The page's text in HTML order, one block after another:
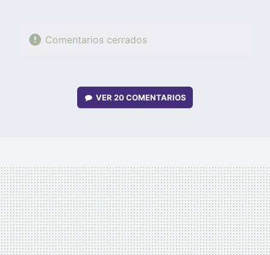
Comentarios cerrados
VER 20 COMENTARIOS